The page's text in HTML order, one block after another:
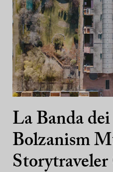
La Banda
Bolzanism
Storytraveler